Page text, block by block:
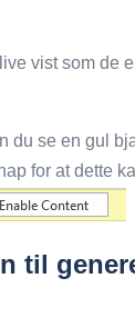
vist som de
du se en gul
for at dette
til